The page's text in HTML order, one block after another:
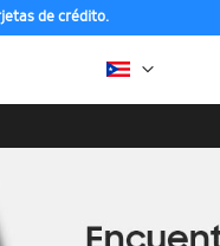
de crédito.